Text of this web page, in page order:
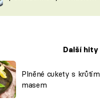
Další hity
Plněné cukety s krůtím
masem